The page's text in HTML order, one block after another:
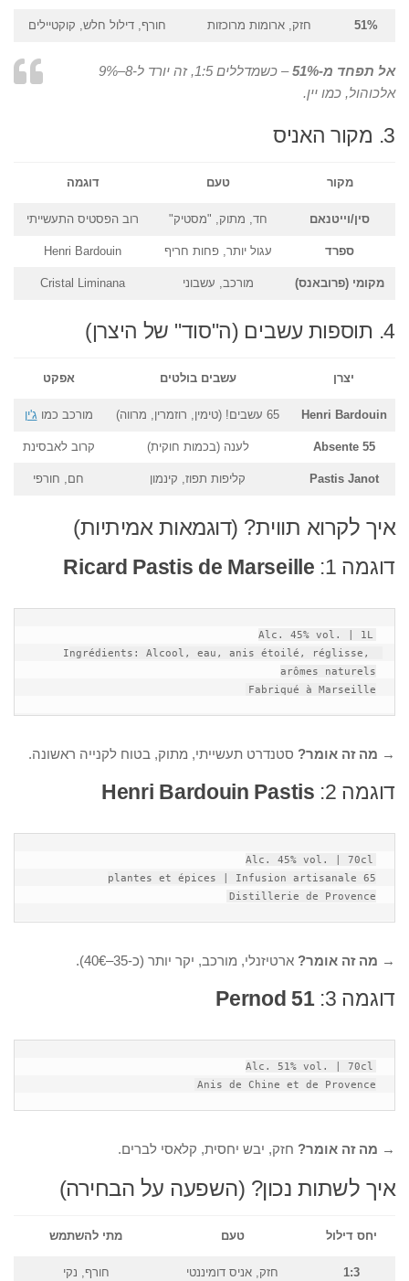
51% חזק, ארומות מרוכזות חורף, דילול חלש, קוקטיילים
אל תפחד מ-51%
– כשמדללים 1:5, זה יורד ל-8–9%
אלכוהול, כמו יין.
3. מקור האניס
מקור טעם דוגמה
סין/וייטנאם חד, מתוק, "מסטיק" רוב הפסטיס התעשייתי
ספרד עגול יותר, פחות חריף Henri Bardouin
מקומי (פרובאנס) מורכב, עשבוני Cristal Liminana
4. תוספות עשבים (ה"סוד" של היצרן)
יצרן עשבים בולטים אפקט
Henri Bardouin 65 עשבים! (טימין, רוזמרין, מרווה) מורכב כמו ג'ין
Absente 55 לענה (בכמות חוקית) קרוב לאבסינת
Pastis Janot קליפות תפוז, קינמון חם, חורפי
איך לקרוא תווית? (דוגמאות אמיתיות)
דוגמה 1: Ricard Pastis de Marseille
Ingrédients: Alcool, eau, anis étoilé, réglisse,
Fabriqué à Marseille
→ מה זה אומר? סטנדרט תעשייתי, מתוק, בטוח לקנייה ראשונה.
דוגמה 2: Henri Bardouin Pastis
Distillerie de Provence
→ מה זה אומר? ארטיזנלי, מורכב, יקר יותר (כ-35–40€).
דוגמה 3: Pernod 51
Anis de Chine et de Provence
→ מה זה אומר? חזק, יבש יחסית, קלאסי לברים.
איך לשתות נכון? (השפעה על הבחירה)
יחס דילול טעם מתי להשתמש
1:3 חזק, אניס דומיננטי חורף, נקי